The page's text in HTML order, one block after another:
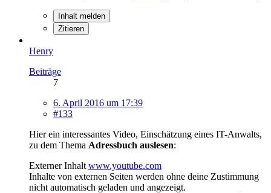
Inhalt melden
Zitieren
Henry
Beiträge
7
6. April 2016 um 17:39
#133
Hier ein interessantes Video, Einschätzung eines IT-Anwalts,
zu dem Thema Adressbuch auslesen:
Externer Inhalt www.youtube.com
Inhalte von externen Seiten werden ohne deine Zustimmung
nicht automatisch geladen und angezeigt.